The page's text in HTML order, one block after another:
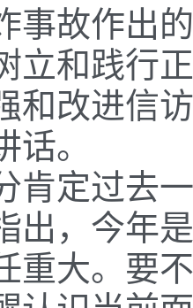
事故作出
立和践行
和改进信
话。
肯定过去
出，今年是
重大。 要